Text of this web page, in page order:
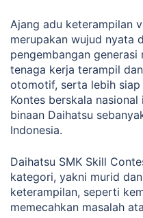
Ajang adu keterampilan
merupakan wujud nyata
pengembangan
tenaga kerja terampil
otomotif, serta lebih siap
Kontes berskala
binaan Daihatsu
Indonesia.
Daihatsu SMK Skill
kategori, yakni murid
keterampilan, seperti
memecahkan masalah